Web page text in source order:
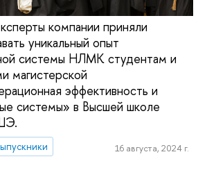
компании приняли
уникальный опыт
системы НЛМК студентам и
магистерской
эффективность и
системы» в Высшей школе
16 августа, 2024 г.